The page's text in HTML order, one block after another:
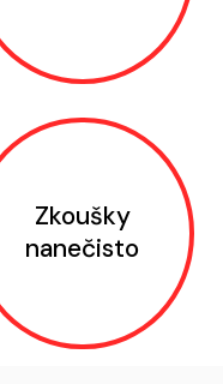
Zkoušky
nanečisto